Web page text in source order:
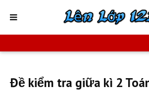
Đề kiểm tra giữa kì 2